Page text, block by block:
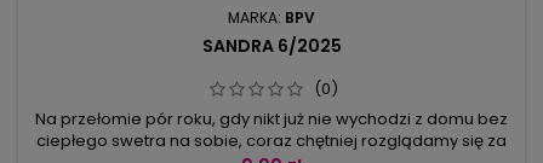
MARKA: BPV
SANDRA 6/2025
(0)
Na przełomie pór roku, gdy nikt już nie wychodzi z domu bez
ciepłego swetra na sobie, coraz chętniej rozglądamy się za